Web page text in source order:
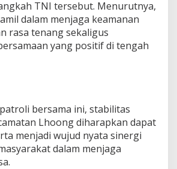
TNI tersebut. Menurutnya,
dalam menjaga keamanan
rasa tenang sekaligus
yang positif di tengah
bersama ini, stabilitas
Lhoong diharapkan dapat
menjadi wujud nyata sinergi
dalam menjaga